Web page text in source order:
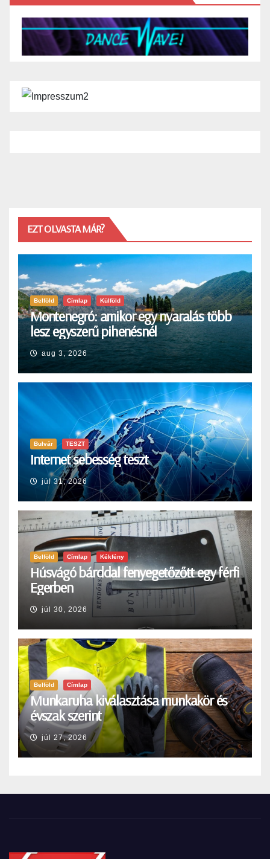
EZT OLVASTA MÁR?
Belföld Címlap Külföld
Montenegró: amikor egy nyaralás több
lesz egyszerű pihenésnél
aug 3, 2026
Bulvár TESZT
Internet sebesség teszt
júl 31, 2026
Belföld Címlap Kékfény
Húsvágó bárddal fenyegetőzőtt egy férfi
Egerben
júl 30, 2026
Belföld Címlap
Munkaruha kiválasztása munkakör és
évszak szerint
júl 27, 2026